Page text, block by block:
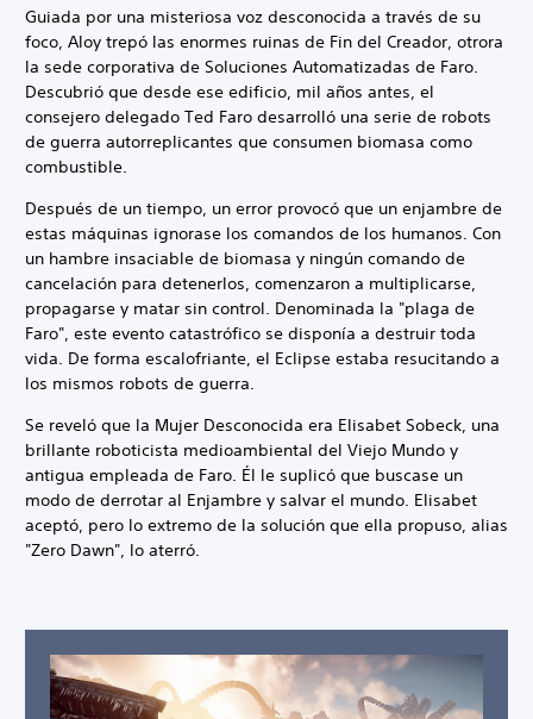
Guiada por una misteriosa voz desconocida a través de su
foco, Aloy trepó las enormes ruinas de Fin del Creador, otrora
la sede corporativa de Soluciones Automatizadas de Faro.
Descubrió que desde ese edificio, mil años antes, el
consejero delegado Ted Faro desarrolló una serie de robots
de guerra autorreplicantes que consumen biomasa como
combustible.
Después de un tiempo, un error provocó que un enjambre de
estas máquinas ignorase los comandos de los humanos. Con
un hambre insaciable de biomasa y ningún comando de
cancelación para detenerlos, comenzaron a multiplicarse,
propagarse y matar sin control. Denominada la "plaga de
Faro", este evento catastrófico se disponía a destruir toda
vida. De forma escalofriante, el Eclipse estaba resucitando a
los mismos robots de guerra.
Se reveló que la Mujer Desconocida era Elisabet Sobeck, una
brillante roboticista medioambiental del Viejo Mundo y
antigua empleada de Faro. Él le suplicó que buscase un
modo de derrotar al Enjambre y salvar el mundo. Elisabet
aceptó, pero lo extremo de la solución que ella propuso, alias
"Zero Dawn", lo aterró.